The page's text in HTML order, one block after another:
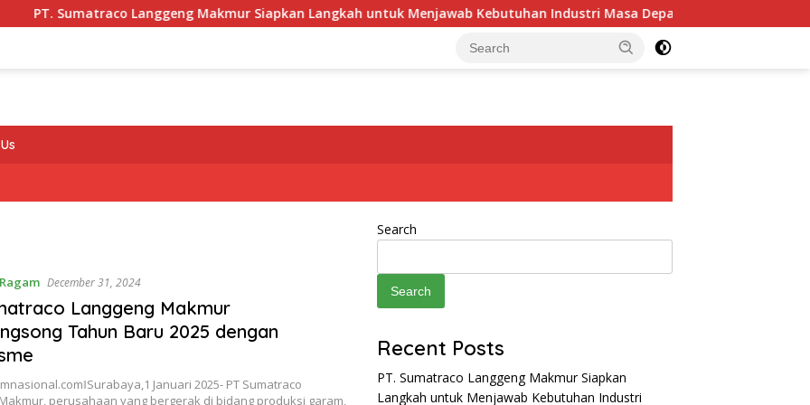
Sumatraco Langgeng Makmur Siapkan Langkah untuk Menjawab Kebutuhan Industri Masa Depan
Ragam December 31, 2024
Langgeng Makmur
Tahun Baru 2025 dengan
Januari 2025- PT Sumatraco
perusahaan yang bergerak di bidang produksi garam,
Search
Search
Recent Posts
PT. Sumatraco Langgeng Makmur Siapkan
Langkah untuk Menjawab Kebutuhan Industri